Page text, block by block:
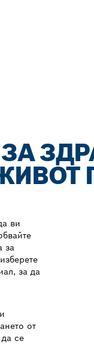
ЗА
ви
за
за да
от
се